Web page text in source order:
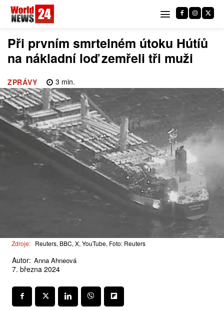
Při prvním smrtelném útoku Hútíů
na nákladní loď zemřeli tři muži
ZPRÁVY 3 min.
Zdroje: Reuters, BBC, X, YouTube, Foto: Reuters
Autor: Anna Ahneová
7. března 2024